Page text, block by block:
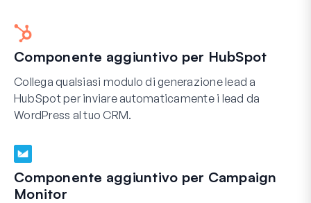
Componente aggiuntivo per HubSpot
Collega qualsiasi modulo di generazione lead a
HubSpot per inviare automaticamente i lead da
WordPress al tuo CRM.
Componente aggiuntivo per Campaign
Monitor